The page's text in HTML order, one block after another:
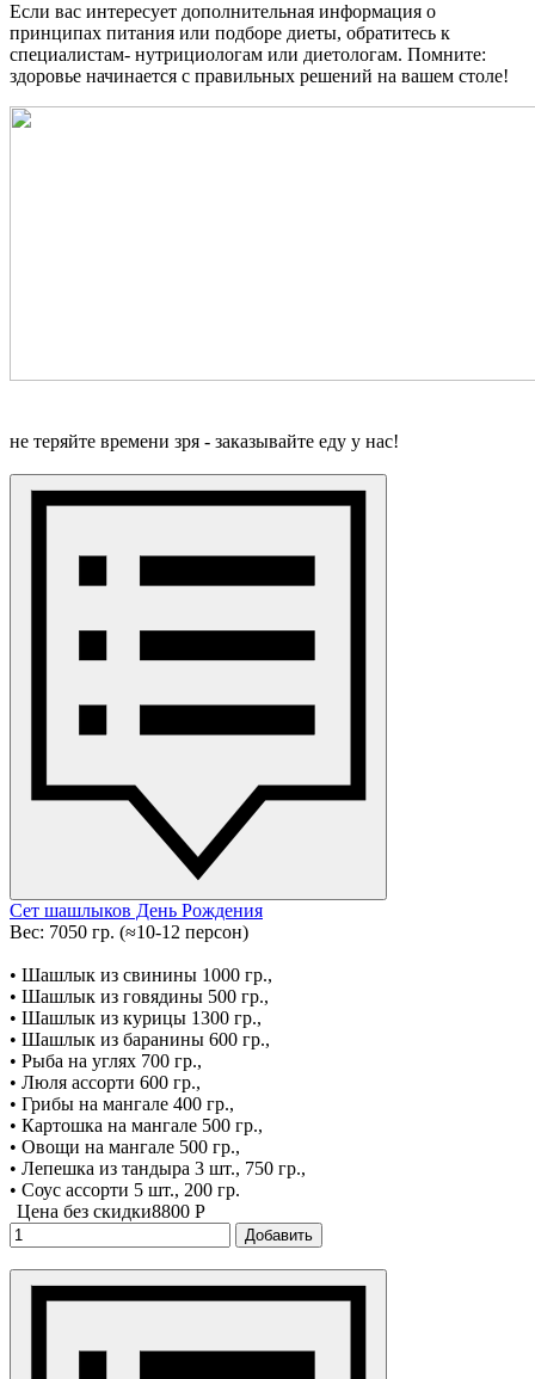
Если вас интересует дополнительная информация о
принципах питания или подборе диеты, обратитесь к
специалистам- нутрициологам или диетологам. Помните:
здоровье начинается с правильных решений на вашем столе!
не теряйте времени зря - заказывайте еду у нас!
Сет шашлыков День Рождения
Вес: 7050 гр. (≈10-12 персон)
• Шашлык из свинины 1000 гр.,
• Шашлык из говядины 500 гр.,
• Шашлык из курицы 1300 гр.,
• Шашлык из баранины 600 гр.,
• Рыба на углях 700 гр.,
• Люля ассорти 600 гр.,
• Грибы на мангале 400 гр.,
• Картошка на мангале 500 гр.,
• Овощи на мангале 500 гр.,
• Лепешка из тандыра 3 шт., 750 гр.,
• Соус ассорти 5 шт., 200 гр.
Цена без скидки8800 P
Добавить